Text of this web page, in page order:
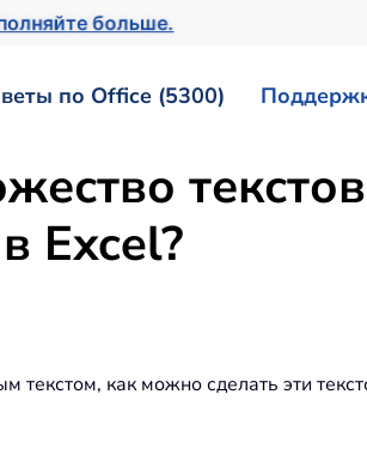
больше.
по Office (5300)
Excel?
текстом, как можно сделать эти